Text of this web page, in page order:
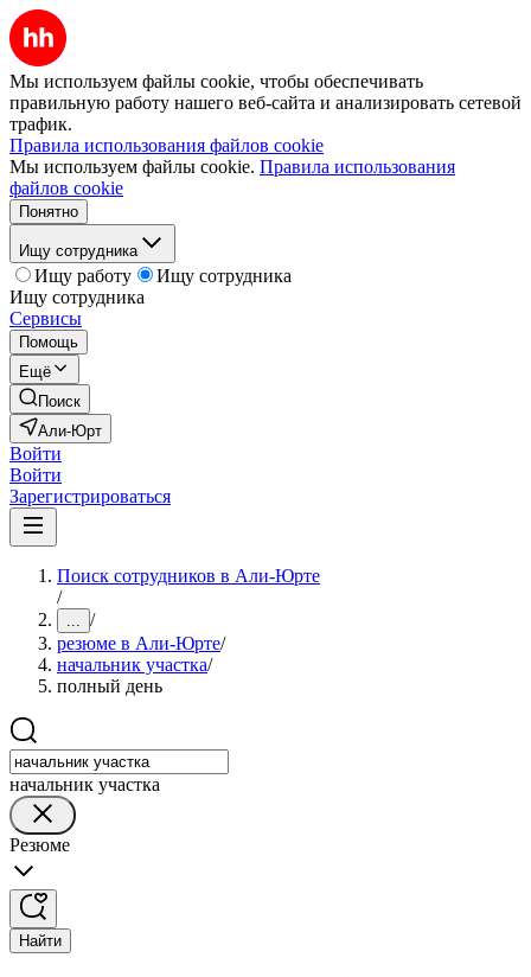
Мы используем файлы cookie, чтобы обеспечивать
правильную работу нашего веб-сайта и анализировать сетевой
трафик.
Правила использования файлов cookie
Мы используем файлы cookie. Правила использования
файлов cookie
Понятно
Ищу сотрудника
Ищу работу
Ищу сотрудника
Ищу сотрудника
Сервисы
Помощь
Ещё
Поиск
Али-Юрт
Войти
Войти
Зарегистрироваться
Поиск сотрудников в Али-Юрте
/
... /
резюме в Али-Юрте/
начальник участка/
полный день
начальник участка
Резюме
Найти